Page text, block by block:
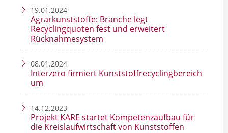
19.01.2024
Agrarkunststoffe: Branche legt
Recyclingquoten fest und erweitert
Rücknahmesystem
08.01.2024
Interzero firmiert Kunststoffrecyclingbereich
um
14.12.2023
Projekt KARE startet Kompetenzaufbau für
die Kreislaufwirtschaft von Kunststoffen